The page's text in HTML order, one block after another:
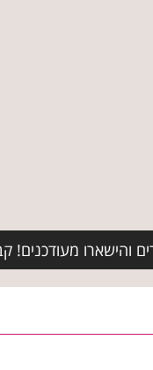
והישארו מעודכנים!